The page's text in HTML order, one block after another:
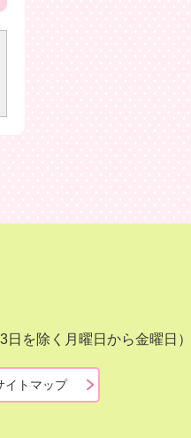
を除く月曜日から金曜日）
イトマップ